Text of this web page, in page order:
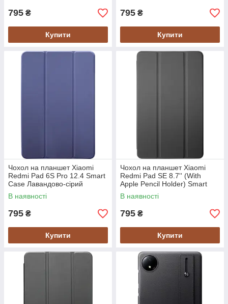
795 ₴
Купити
795 ₴
Купити
Чохол на планшет Xiaomi
Redmi Pad 6S Pro 12.4 Smart
Case Лавандово-сірий
В наявності
795 ₴
Купити
Чохол на планшет Xiaomi
Redmi Pad SE 8.7'' (With
Apple Pencil Holder) Smart
Case
В наявності
795 ₴
Купити